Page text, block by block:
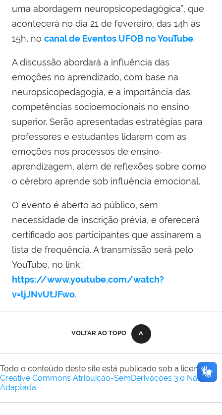
uma abordagem neuropsicopedagógica”, que
acontecerá no dia 21 de fevereiro, das 14h às
15h, no canal de Eventos UFOB no YouTube.
A discussão abordará a influência das
emoções no aprendizado, com base na
neuropsicopedagogia, e a importância das
competências socioemocionais no ensino
superior. Serão apresentadas estratégias para
professores e estudantes lidarem com as
emoções nos processos de ensino-
aprendizagem, além de reflexões sobre como
o cérebro aprende sob influência emocional.
O evento é aberto ao público, sem
necessidade de inscrição prévia, e oferecerá
certificado aos participantes que assinarem a
lista de frequência. A transmissão será pelo
YouTube, no link:
https://www.youtube.com/watch?
v=ljJNvUtJFwo.
VOLTAR AO TOPO
Todo o conteúdo deste site está publicado sob a licença
Creative Commons Atribuição-SemDerivações 3.0 Não
Adaptada.